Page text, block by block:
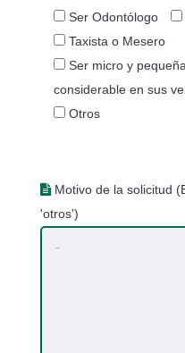
Ser Odontólogo
Taxista o Mesero
Ser micro y
considerable en sus
Otros
Motivo de la solicitud
'otros')